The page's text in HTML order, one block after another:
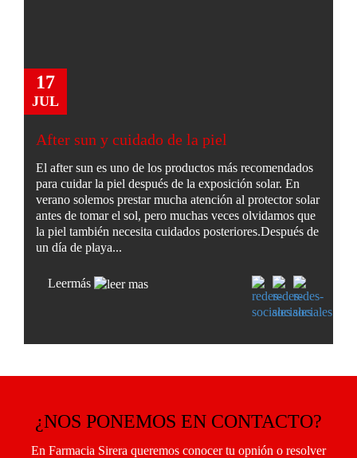
17
JUL
After sun y cuidado de la piel
El after sun es uno de los productos más recomendados
para cuidar la piel después de la exposición solar. En
verano solemos prestar mucha atención al protector solar
antes de tomar el sol, pero muchas veces olvidamos que
la piel también necesita cuidados posteriores.Después de
un día de playa...
Leermás
¿NOS PONEMOS EN CONTACTO?
En Farmacia Sirera queremos conocer tu opnión o resolver